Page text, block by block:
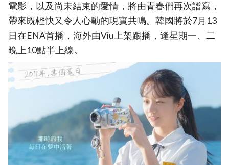
電影，以及尚未結束的愛情，將由青春們再次譜寫，
帶來既輕快又令人心動的現實共鳴。韓國將於7月13
日在ENA首播，海外由Viu上架跟播，逢星期一、二
晚上10點半上線。